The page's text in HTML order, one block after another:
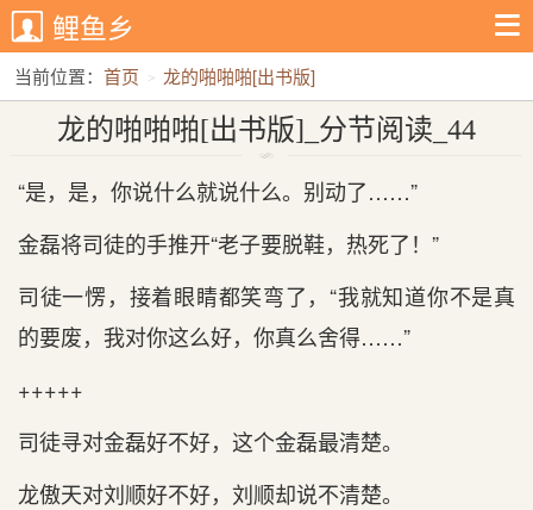
鲤鱼乡
当前位置： 首页
龙的啪啪啪[出书版]
龙的啪啪啪[出书版]_分节阅读_44
龙的啪啪啪[出书版]_分节阅读_44
“是，是，你说什么就说什么。别动了……”
金磊将司徒的手推开“老子要脱鞋，热死了！”
司徒一愣，接着眼睛都笑弯了，“我就知道你不是真
的要废，我对你这么好，你真么舍得……”
+++++
司徒寻对金磊好不好，这个金磊最清楚。
龙傲天对刘顺好不好，刘顺却说不清楚。